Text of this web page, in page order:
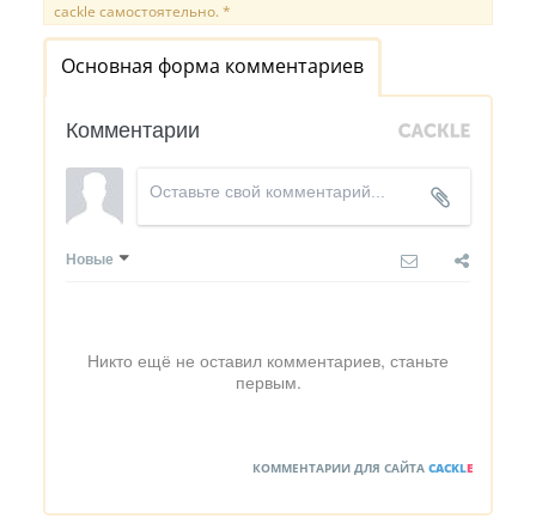
cackle самостоятельно. *
Основная форма комментариев
Комментарии
Новые
Никто ещё не оставил комментариев, станьте
первым.
КОММЕНТАРИИ ДЛЯ САЙТА CACKLE